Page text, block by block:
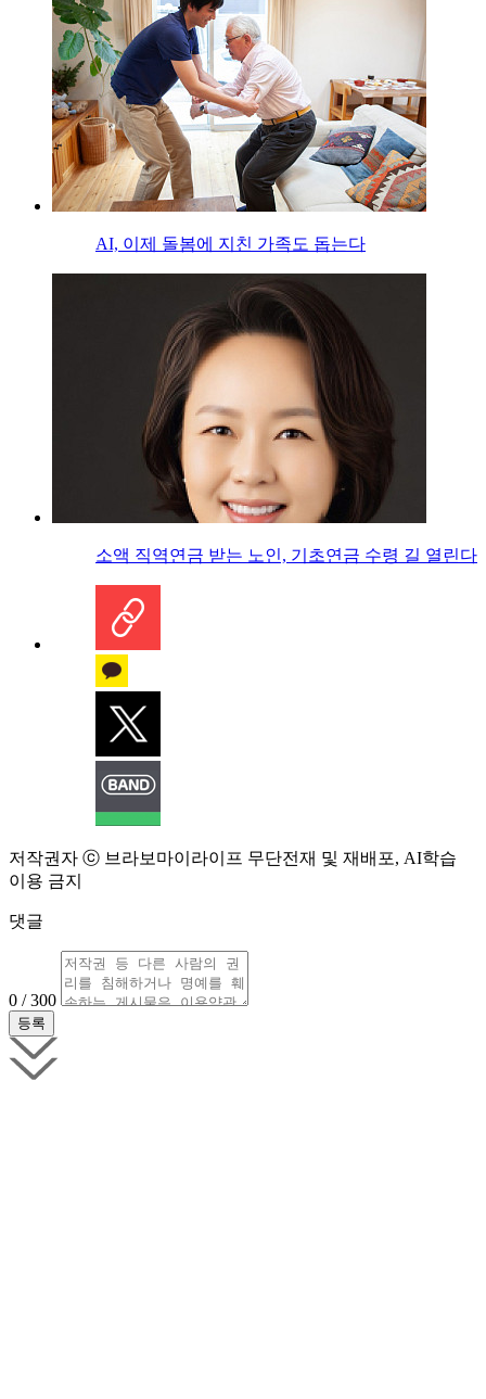
AI, 이제 돌봄에 지친 가족도 돕는다
소액 직역연금 받는 노인, 기초연금 수령 길 열린다
저작권자 ⓒ 브라보마이라이프 무단전재 및 재배포, AI학습
이용 금지
댓글
0 / 300